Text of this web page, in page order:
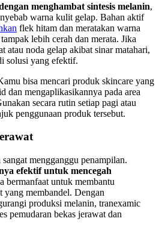
menghambat sintesis melanin,
warna kulit gelap. Bahan aktif
flek hitam dan meratakan warna
lebih cerah dan merata. Jika
atau noda gelap akibat sinar matahari,
solusi yang efektif.
bisa mencari produk skincare yang
dan mengaplikasikannya pada area
secara rutin setiap pagi atau
penggunaan produk tersebut.
mengganggu penampilan.
efektif untuk mencegah
bermanfaat untuk membantu
yang membandel. Dengan
produksi melanin, tranexamic
pemudaran bekas jerawat dan